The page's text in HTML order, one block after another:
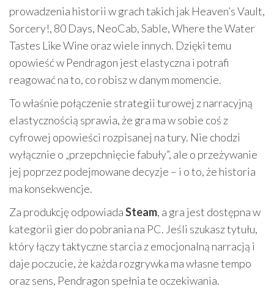
prowadzenia historii w grach takich jak Heaven’s Vault,
Sorcery!, 80 Days, NeoCab, Sable, Where the Water
Tastes Like Wine oraz wiele innych. Dzięki temu
opowieść w Pendragon jest elastyczna i potrafi
reagować na to, co robisz w danym momencie.
To właśnie połączenie strategii turowej z narracyjną
elastycznością sprawia, że gra ma w sobie coś z
cyfrowej opowieści rozpisanej na tury. Nie chodzi
wyłącznie o „przepchnięcie fabuły”, ale o przeżywanie
jej poprzez podejmowane decyzje – i o to, że historia
ma konsekwencje.
Za produkcję odpowiadaSteam, a gra jest dostępna w
kategorii gier do pobrania na PC. Jeśli szukasz tytułu,
który łączy taktyczne starcia z emocjonalną narracją i
daje poczucie, że każda rozgrywka ma własne tempo
oraz sens, Pendragon spełnia te oczekiwania.